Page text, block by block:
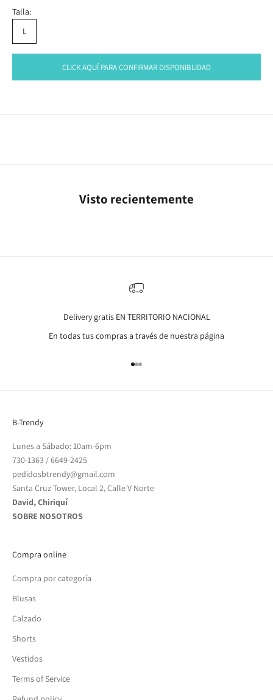
Talla:
L
CLICK AQUÍ PARA CONFIRMAR DISPONIBLIDAD
Visto recientemente
Delivery gratis EN TERRITORIO NACIONAL
En todas tus compras a través de nuestra página
Go to item 1
Go to item 2
Go to item 3
B-Trendy
Lunes a Sábado: 10am-6pm
730-1363 /6649-2425
pedidosbtrendy@gmail.com
Santa Cruz Tower, Local 2, Calle V Norte
David, Chiriquí
SOBRE NOSOTROS
Compra online
Compra por categoría
Blusas
Calzado
Shorts
Vestidos
Terms of Service